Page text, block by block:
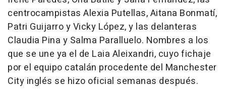
centrocampistas Alexia Putellas, Aitana Bonmatí,
Patri Guijarro y Vicky López, y las delanteras
Claudia Pina y Salma Paralluelo. Nombres a los
que se une ya el de Laia Aleixandri, cuyo fichaje
por el equipo catalán procedente del Manchester
City inglés se hizo oficial semanas después.